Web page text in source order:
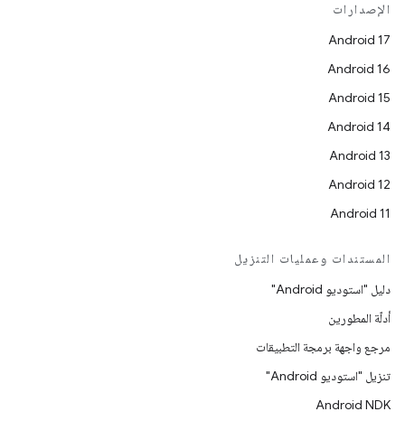
الإصدارات
Android 17
Android 16
Android 15
Android 14
Android 13
Android 12
Android 11
المستندات وعمليات التنزيل
دليل "استوديو Android"
أدلّة المطورين
مرجع واجهة برمجة التطبيقات
تنزيل "استوديو Android"
Android NDK